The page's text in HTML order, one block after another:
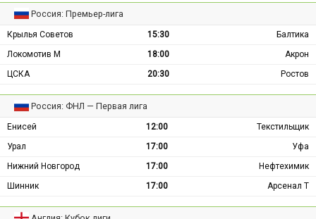
Россия: Премьер-лига
Крылья Советов 15:30
Балтика
Локомотив М
18:00
Акрон
ЦСКА
20:30 Ростов
Россия: ФНЛ — Первая лига
Енисей 12:00
Текстильщик
Урал
17:00
Уфа
Нижний Новгород
17:00
Нефтехимик
Шинник
17:00 Арсенал Т